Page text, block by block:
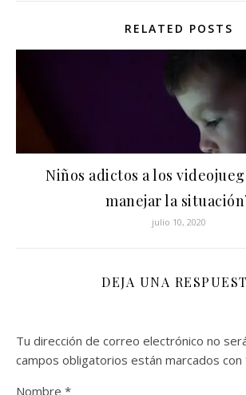
RELATED POSTS
Niños adictos a los
manejar la
julio 10, 2020
DEJA UNA
Tu dirección de correo electrónico no
campos obligatorios están marcados con
Nombre *